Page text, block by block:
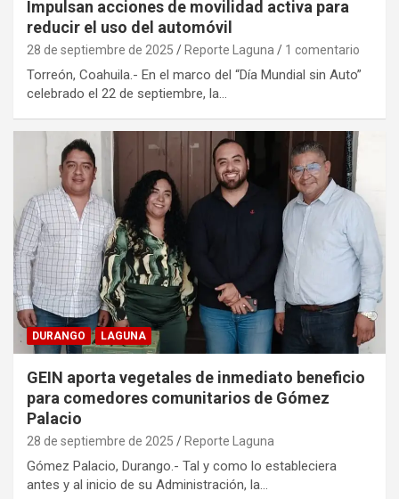
Impulsan acciones de movilidad activa para
reducir el uso del automóvil
28 de septiembre de 2025 Reporte Laguna 1 comentario
Torreón, Coahuila.- En el marco del “Día Mundial sin Auto”
celebrado el 22 de septiembre, la…
DURANGO LAGUNA
GEIN aporta vegetales de inmediato beneficio
para comedores comunitarios de Gómez
Palacio
28 de septiembre de 2025 Reporte Laguna
Gómez Palacio, Durango.- Tal y como lo estableciera
antes y al inicio de su Administración, la…